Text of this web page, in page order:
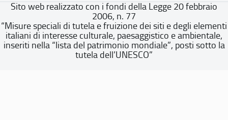
Sito web realizzato con i fondi della Legge 20 febbraio
2006, n. 77
“Misure speciali di tutela e fruizione dei siti e degli elementi
italiani di interesse culturale, paesaggistico e ambientale,
inseriti nella “lista del patrimonio mondiale”, posti sotto la
tutela dell’UNESCO”